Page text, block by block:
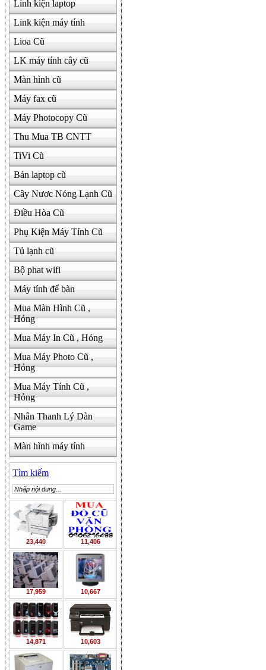
Linh kiện laptop
Link kiện máy tính
Lioa Cũ
LK máy tính cây cũ
Màn hình cũ
Máy fax cũ
Máy Photocopy Cũ
Thu Mua TB CNTT
TiVi Cũ
Bán laptop cũ
Cây Nươc Nóng Lạnh Cũ
Điều Hòa Cũ
Phụ Kiện Máy Tính Cũ
Tủ lạnh cũ
Bộ phat wifi
Máy tính để bàn
Mua Màn Hình Cũ ,
Hỏng
Mua Máy In Cũ , Hỏng
Mua Máy Photo Cũ ,
Hỏng
Mua Máy Tính Cũ ,
Hỏng
Nhân Thanh Lý Dàn
Game
Màn hình máy tính
Tìm kiếm
23,440 11,406
17,959 10,667
14,871 10,603